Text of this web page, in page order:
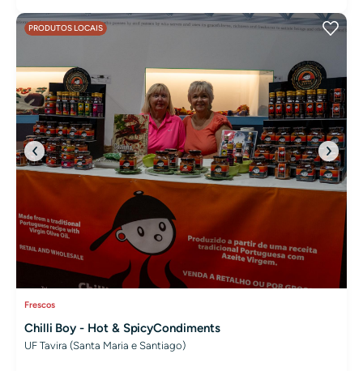
PRODUTOS LOCAIS
Frescos
Chilli Boy - Hot & SpicyCondiments
UF Tavira (Santa Maria e Santiago)